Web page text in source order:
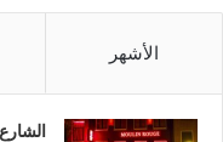
الأشهر